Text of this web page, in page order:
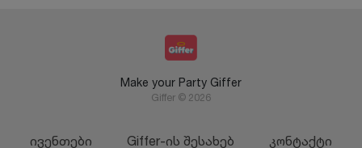
Make your Party Giffer
Giffer © 2026
ივენთები Giffer-ის შესახებ კონტაქტი